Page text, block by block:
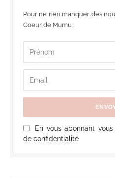
Pour ne rien manquer des
Coeur de Mumu :
En vous abonnant
de confidentialité